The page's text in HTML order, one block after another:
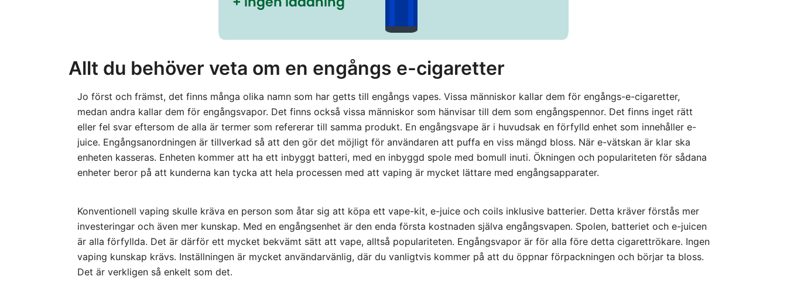
Allt du behöver veta om en engångs e-cigaretter
Jo först och främst, det finns många olika namn som har getts till engångs vapes. Vissa människor kallar dem för engångs-e-cigaretter,
medan andra kallar dem för engångsvapor. Det finns också vissa människor som hänvisar till dem som engångspennor. Det finns inget rätt
eller fel svar eftersom de alla är termer som refererar till samma produkt. En engångsvape är i huvudsak en förfylld enhet som innehåller e-
juice. Engångsanordningen är tillverkad så att den gör det möjligt för användaren att puffa en viss mängd bloss. När e-vätskan är klar ska
enheten kasseras. Enheten kommer att ha ett inbyggt batteri, med en inbyggd spole med bomull inuti. Ökningen och populariteten för sådana
enheter beror på att kunderna kan tycka att hela processen med att vaping är mycket lättare med engångsapparater.
Konventionell vaping skulle kräva en person som åtar sig att köpa ett vape-kit, e-juice och coils inklusive batterier. Detta kräver förstås mer
investeringar och även mer kunskap. Med en engångsenhet är den enda första kostnaden själva engångsvapen. Spolen, batteriet och e-juicen
är alla förfyllda. Det är därför ett mycket bekvämt sätt att vape, alltså populariteten. Engångsvapor är för alla före detta cigarettrökare. Ingen
vaping kunskap krävs. Inställningen är mycket användarvänlig, där du vanligtvis kommer på att du öppnar förpackningen och börjar ta bloss.
Det är verkligen så enkelt som det.